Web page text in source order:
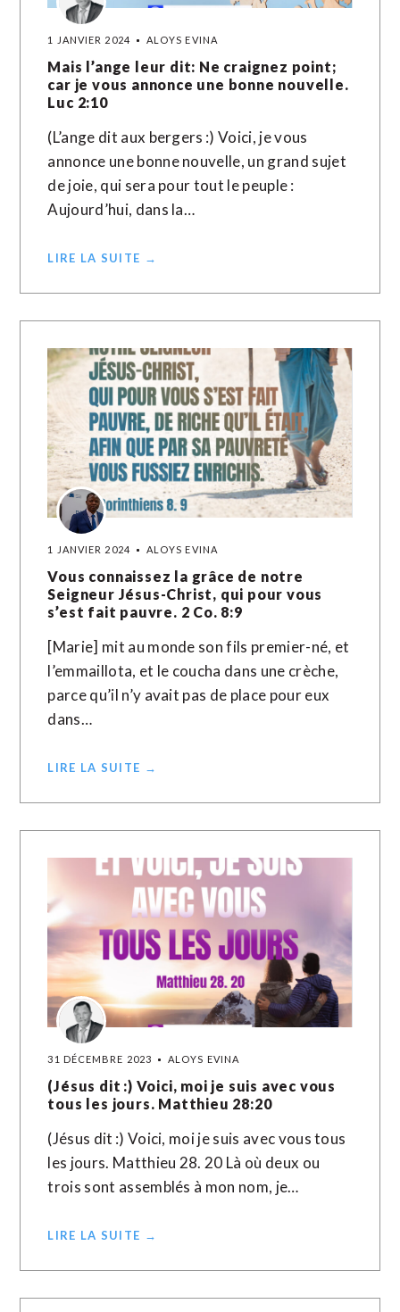
1 JANVIER 2024 ALOYS EVINA
Mais l’ange leur dit: Ne craignez point;
car je vous annonce une bonne nouvelle.
Luc 2:10
(L’ange dit aux bergers :) Voici, je vous
annonce une bonne nouvelle, un grand sujet
de joie, qui sera pour tout le peuple :
Aujourd’hui, dans la…
LIRE LA SUITE →
1 JANVIER 2024 ALOYS EVINA
Vous connaissez la grâce de notre
Seigneur Jésus-Christ, qui pour vous
s’est fait pauvre. 2 Co. 8:9
[Marie] mit au monde son fils premier-né, et
l’emmaillota, et le coucha dans une crèche,
parce qu’il n’y avait pas de place pour eux
dans…
LIRE LA SUITE →
31 DÉCEMBRE 2023 ALOYS EVINA
(Jésus dit :) Voici, moi je suis avec vous
tous les jours. Matthieu 28:20
(Jésus dit :) Voici, moi je suis avec vous tous
les jours. Matthieu 28. 20 Là où deux ou
trois sont assemblés à mon nom, je…
LIRE LA SUITE →